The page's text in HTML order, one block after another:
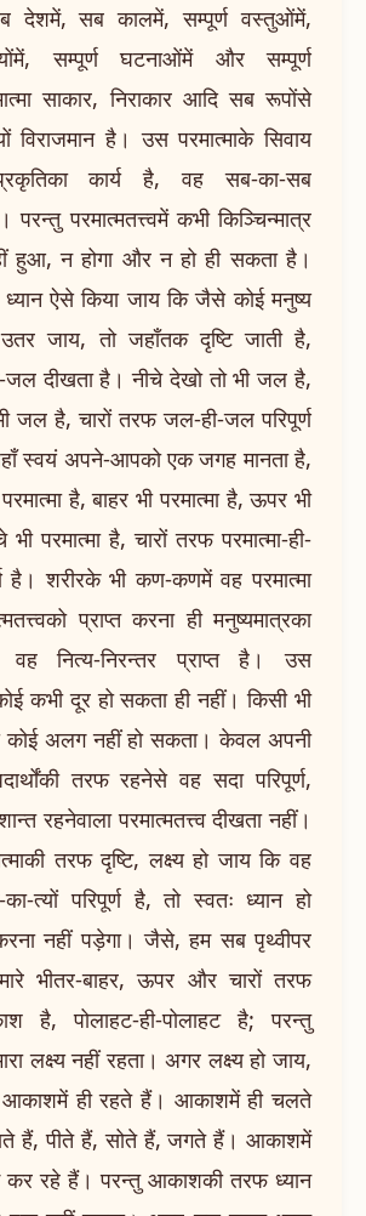
देशमें, सब कालमें, सम्पूर्ण वस्तुओंमें,
सम्पूर्ण घटनाओंमें और सम्पूर्ण
साकार, निराकार आदि सब रूपोंसे
विराजमान है। उस परमात्माके सिवाय
कार्य है, वह सब-का-सब
परन्तु परमात्मतत्त्वमें कभी किञ्चिन्मात्र
हुआ, न होगा और न हो ही सकता है।
ध्यान ऐसे किया जाय कि जैसे कोई मनुष्य
जाय, तो जहाँतक दृष्टि जाती है,
दीखता है। नीचे देखो तो भी जल है,
जल है, चारों तरफ जल-ही-जल परिपूर्ण
स्वयं अपने-आपको एक जगह मानता है,
है, बाहर भी परमात्मा है, ऊपर भी
भी परमात्मा है, चारों तरफ परमात्मा-ही-
है। शरीरके भी कण-कणमें वह परमात्मा
प्राप्त करना ही मनुष्यमात्रका
नित्य-निरन्तर प्राप्त है। उस
कभी दूर हो सकता ही नहीं। किसी भी
अलग नहीं हो सकता। केवल अपनी
तरफ रहनेसे वह सदा परिपूर्ण,
रहनेवाला परमात्मतत्त्व दीखता नहीं।
तरफ दृष्टि, लक्ष्य हो जाय कि वह
त्यों परिपूर्ण है, तो स्वतः ध्यान हो
नहीं पड़ेगा। जैसे, हम सब पृथ्वीपर
भीतर-बाहर, ऊपर और चारों तरफ
है, पोलाहट-ही-पोलाहट है; परन्तु
लक्ष्य नहीं रहता। अगर लक्ष्य हो जाय,
आकाशमें ही रहते हैं। आकाशमें ही चलते
हैं, पीते हैं, सोते हैं, जगते हैं। आकाशमें
कर रहे हैं। परन्तु आकाशकी तरफ ध्यान